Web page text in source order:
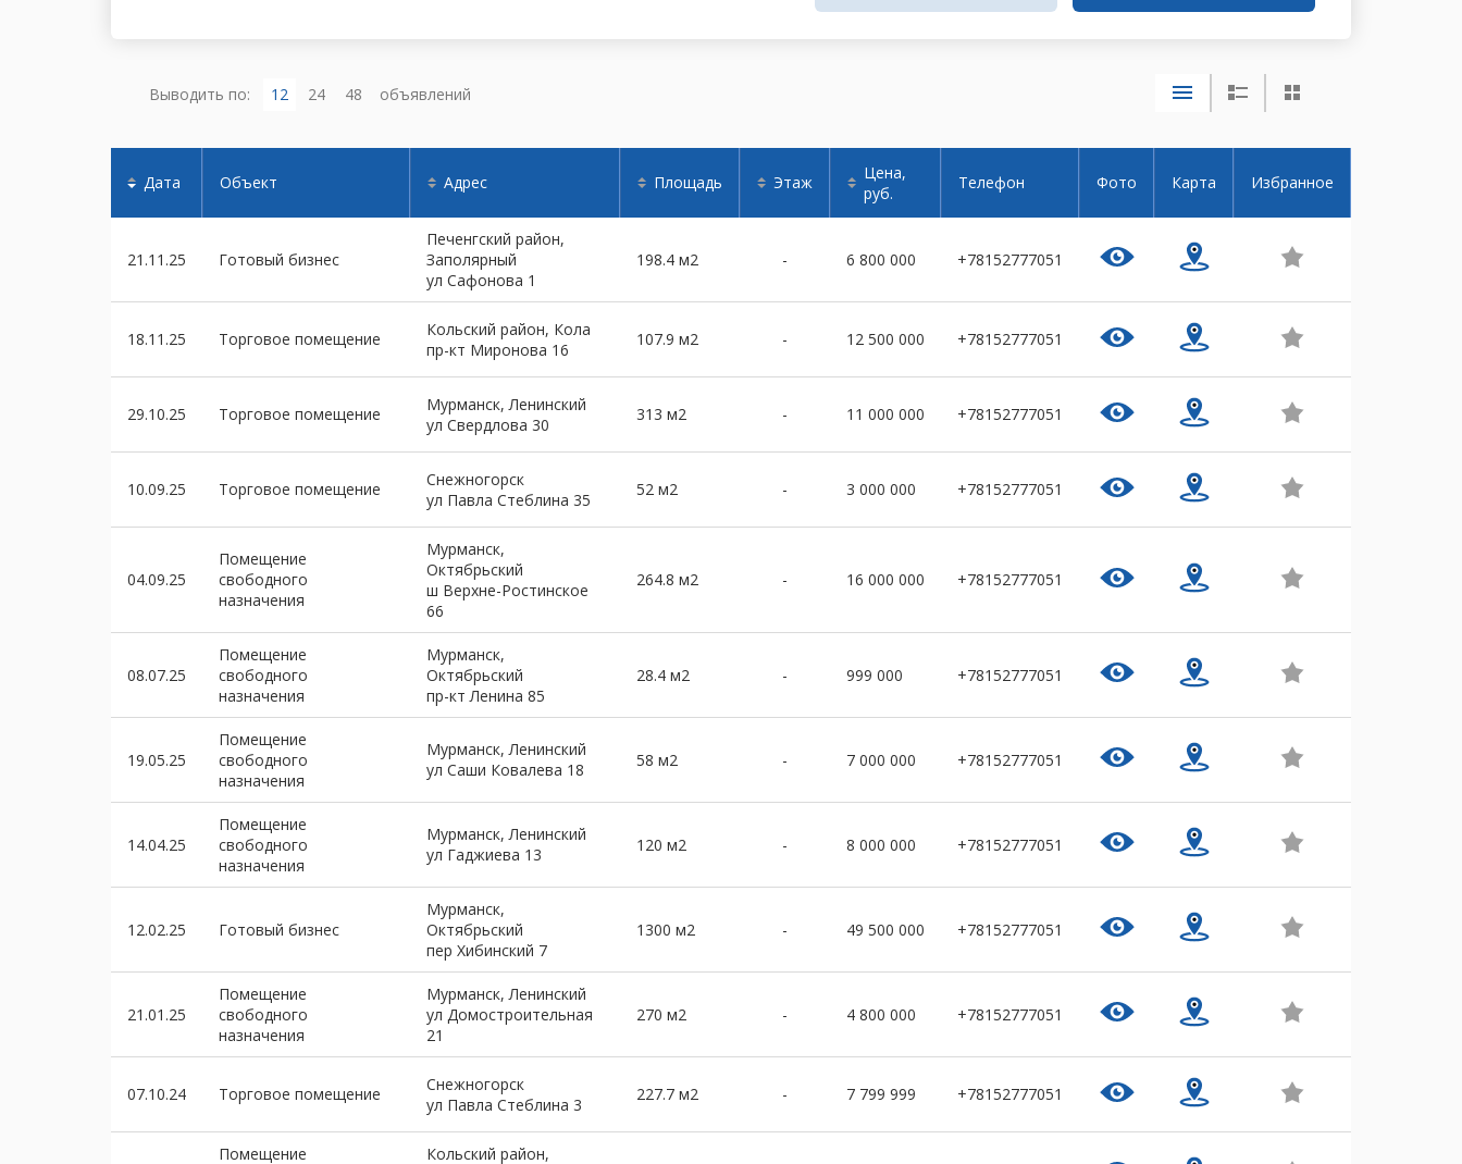
Выводить по: 12 24 48 объявлений
Дата Объект Адрес Площадь Этаж
Цена,
руб.
Телефон Фото Карта Избранное
21.11.25 Готовый бизнес
Печенгский район,
Заполярный
ул Сафонова 1
198.4 м2 - 6 800 000 +78152777051
18.11.25 Торговое помещение
Кольский район, Кола
пр-кт Миронова 16
107.9 м2 - 12 500 000 +78152777051
29.10.25 Торговое помещение
Мурманск, Ленинский
ул Свердлова 30
313 м2 - 11 000 000 +78152777051
10.09.25 Торговое помещение
Снежногорск
ул Павла Стеблина 35
52 м2 - 3 000 000 +78152777051
04.09.25
Помещение
свободного
назначения
Мурманск,
Октябрьский
ш Верхне-Ростинское
66
264.8 м2 - 16 000 000 +78152777051
08.07.25
Помещение
свободного
назначения
Мурманск,
Октябрьский
пр-кт Ленина 85
28.4 м2 - 999 000 +78152777051
19.05.25
Помещение
свободного
назначения
Мурманск, Ленинский
ул Саши Ковалева 18
58 м2 - 7 000 000 +78152777051
14.04.25
Помещение
свободного
назначения
Мурманск, Ленинский
ул Гаджиева 13
120 м2 - 8 000 000 +78152777051
12.02.25 Готовый бизнес
Мурманск,
Октябрьский
пер Хибинский 7
1300 м2 - 49 500 000 +78152777051
21.01.25
Помещение
свободного
назначения
Мурманск, Ленинский
ул Домостроительная
21
270 м2 - 4 800 000 +78152777051
07.10.24 Торговое помещение
Снежногорск
ул Павла Стеблина 3
227.7 м2 - 7 799 999 +78152777051
Помещение
Кольский район,